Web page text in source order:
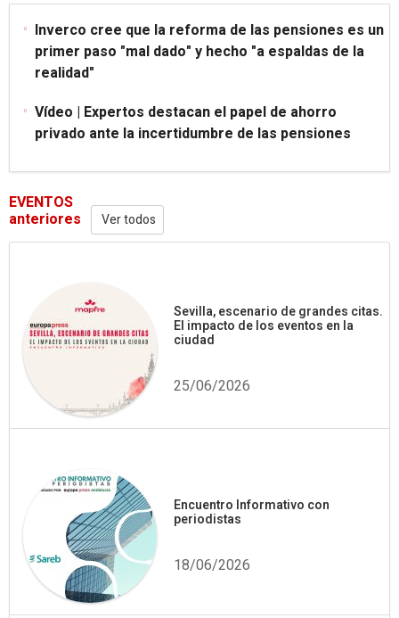
Inverco cree que la reforma de las pensiones es un
primer paso "mal dado" y hecho "a espaldas de la
realidad"
Vídeo | Expertos destacan el papel de ahorro
privado ante la incertidumbre de las pensiones
EVENTOS
anteriores Ver todos
Sevilla, escenario de grandes citas.
El impacto de los eventos en la
ciudad
25/06/2026
Encuentro Informativo con
periodistas
18/06/2026